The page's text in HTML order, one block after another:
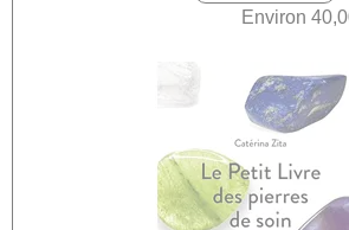
Environ